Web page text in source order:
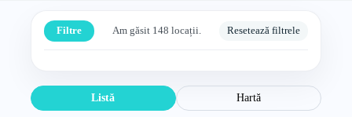
Filtre Am găsit 148 locații. Resetează filtrele
Listă Hartă